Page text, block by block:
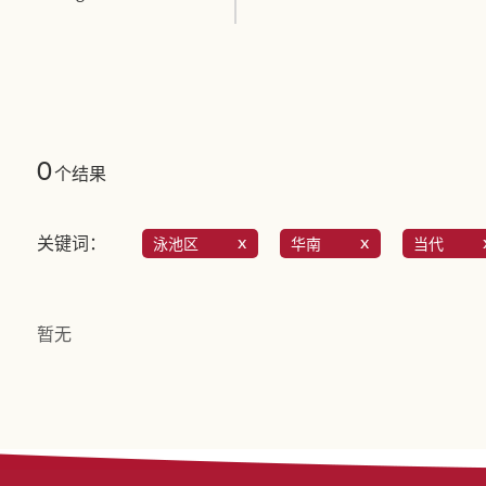
0个结果
关键词： 泳池区 华南 当代
暂无